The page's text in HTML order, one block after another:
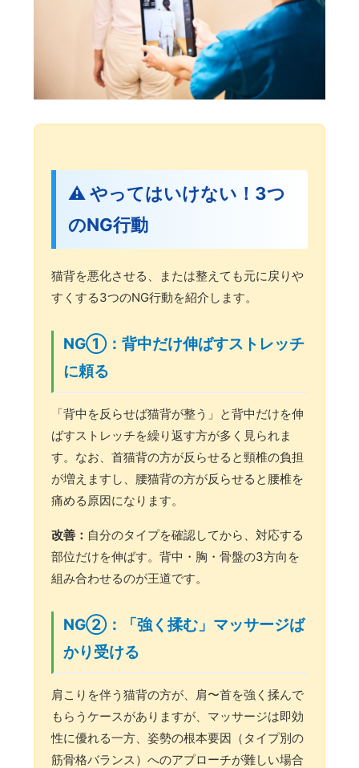
⚠️ やってはいけない！3つ
のNG行動
猫背を悪化させる、または整えても元に戻りや
すくする3つのNG行動を紹介します。
NG①：背中だけ伸ばすストレッチ
に頼る
「背中を反らせば猫背が整う」と背中だけを伸
ばすストレッチを繰り返す方が多く見られま
す。なお、首猫背の方が反らせると頸椎の負担
が増えますし、腰猫背の方が反らせると腰椎を
痛める原因になります。
改善： 自分のタイプを確認してから、対応する
部位だけを伸ばす。背中・胸・骨盤の3方向を
組み合わせるのが王道です。
NG②：「強く揉む」マッサージば
かり受ける
肩こりを伴う猫背の方が、肩〜首を強く揉んで
もらうケースがありますが、マッサージは即効
性に優れる一方、姿勢の根本要因（タイプ別の
筋骨格バランス）へのアプローチが難しい場合